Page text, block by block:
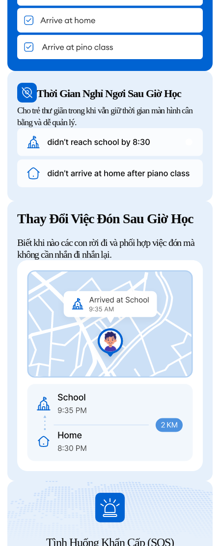
Thời Gian Nghỉ Ngơi Sau Giờ Học
Cho trẻ thư giãn trong khi vẫn giữ thời gian màn hình cân
bằng và dễ quản lý.
Thay Đổi Việc Đón Sau Giờ Học
Biết khi nào các con rời đi và phối hợp việc đón mà
không cần nhắn đi nhắn lại.
Tình Huống Khẩn Cấp (SOS)